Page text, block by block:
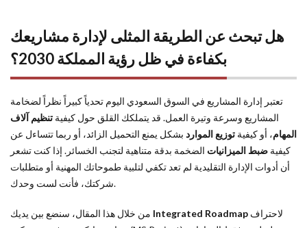
المثلى
لإدارة
مشاريعك
بكفاءة
في ظل
رؤية
المملكة
2030؟
2
مايكروسوفت
بروجكت (MS
ولماذا يمثل
هل تبحث عن الطريقة المثلى لإدارة مشاريعك
بكفاءة في ظل رؤية المملكة 2030؟
تعتبر إدارة المشاريع في السوق السعودي اليوم تحدياً كبيراً نظراً لضخامة
المشاريع وسرعة وتيرة العمل. قد يتملكك القلق حول كيفية تنظيم آلاف
المهام، أو كيفية توزيع الموارد بشكل يمنع التحميل الزائد، أو ربما تتساءل عن
كيفية ضبط الميزانيات الضخمة بدقة متناهية لتجنب الخسائر. إذا كنت تشعر
أن أدوات الإدارة التقليدية لم تعد تكفي لتلبية طموحاتك المهنية أو متطلبات
شركتك، فأنت لست وحدك.
Integrated Roadmap